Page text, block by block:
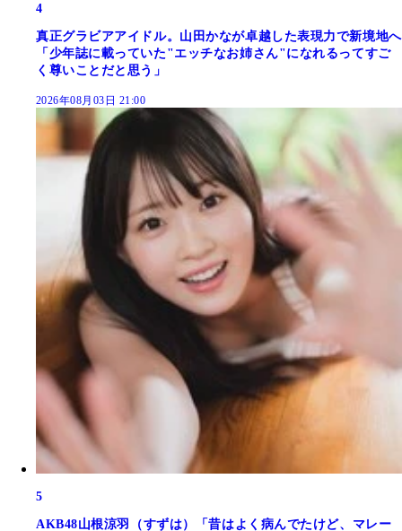
4
真正グラビアアイドル。山田かなが卓越した表現力で新境地へ
「少年誌に載っていた"エッチなお姉さん"になれるってすご
く尊いことだと思う」
2026年08月03日 21:00
5
AKB48山根涼羽（すずは）「昔はよく病んでたけど、マレー